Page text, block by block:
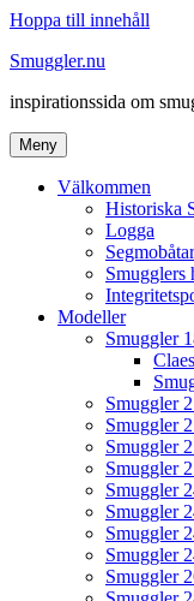
Hoppa till innehåll
Smuggler.nu
inspirationssida om
Meny
Välkommen
Historiska
Logga
Smugglers
Modeller
Smuggler
Smuggler
Smuggler
Smuggler
Smuggler
Smuggler
Smuggler
Smuggler
Smuggler
Smuggler